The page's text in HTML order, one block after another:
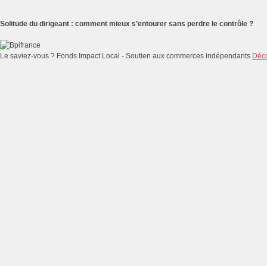
Solitude du dirigeant : comment mieux s’entourer sans perdre le contrôle ?
Le saviez-vous ? Fonds Impact Local - Soutien aux commerces indépendants